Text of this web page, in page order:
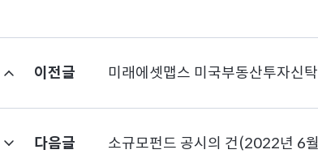
이전글 미래에셋맵스 미국부동산투자신
다음글 소규모펀드 공시의 건(2022년 6